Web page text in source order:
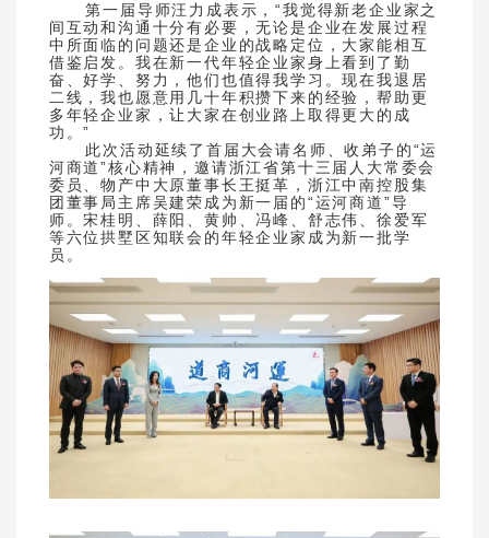
第一届导师汪力成表示，“我觉得新老企业家之
间互动和沟通十分有必要，无论是企业在发展过程
中所面临的问题还是企业的战略定位，大家能相互
借鉴启发。我在新一代年轻企业家身上看到了勤
奋、好学、努力，他们也值得我学习。现在我退居
二线，我也愿意用几十年积攒下来的经验，帮助更
多年轻企业家，让大家在创业路上取得更大的成
功。”
此次活动延续了首届大会请名师、收弟子的“运
河商道”核心精神，邀请浙江省第十三届人大常委会
委员、物产中大原董事长王挺革，浙江中南控股集
团董事局主席吴建荣成为新一届的“运河商道”导
师。宋桂明、薛阳、黄帅、冯峰、舒志伟、徐爱军
等六位拱墅区知联会的年轻企业家成为新一批学
员。